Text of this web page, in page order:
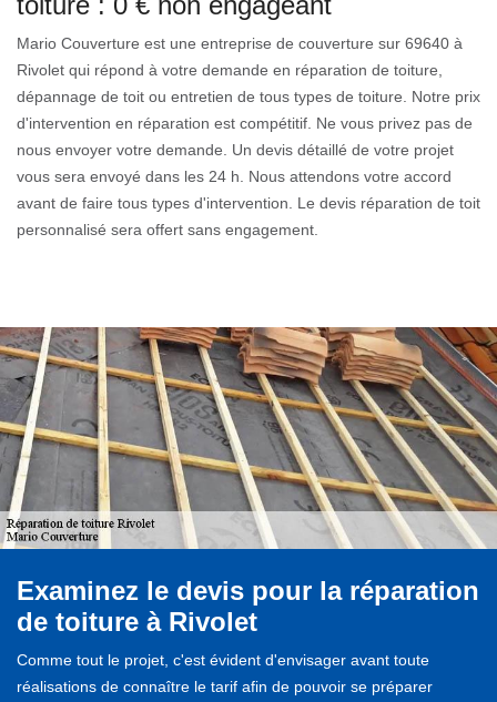
Mario Couverture est une entreprise de couverture sur 69640 à
Rivolet qui répond à votre demande en réparation de toiture,
dépannage de toit ou entretien de tous types de toiture. Notre prix
d'intervention en réparation est compétitif. Ne vous privez pas de
nous envoyer votre demande. Un devis détaillé de votre projet
vous sera envoyé dans les 24 h. Nous attendons votre accord
avant de faire tous types d'intervention. Le devis réparation de toit
personnalisé sera offert sans engagement.
Examinez le devis pour la réparation
de toiture à Rivolet
Comme tout le projet, c'est évident d'envisager avant toute
réalisations de connaître le tarif afin de pouvoir se préparer